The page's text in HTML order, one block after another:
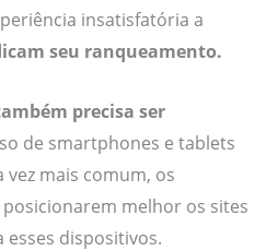
insatisfatória a
seu ranqueamento.
precisa ser
de smartphones e tablets
vez mais comum, os
melhor os sites
esses dispositivos.